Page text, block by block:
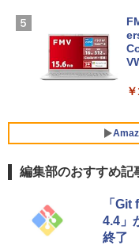
編集部のおすすめ記
「
4.4」
終了